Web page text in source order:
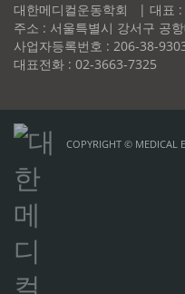
대한메디컬운동학회 | 대표 :
주소 : 서울특별시 강서구 공
사업자등록번호 : 206-38-
대표전화 : 02-3663-7325
COPYRIGHT © MEDICAL